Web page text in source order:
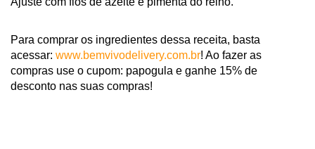
Para comprar os ingredientes dessa receita, basta
acessar: www.bemvivodelivery.com.br! Ao fazer as
compras use o cupom: papogula e ganhe 15% de
desconto nas suas compras!